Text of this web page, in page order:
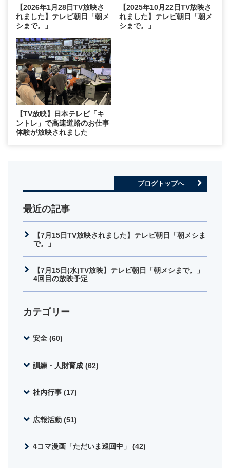
【2026年1月28日TV放映さ
れました】テレビ朝日「朝メ
シまで。」
【2025年10月22日TV放映さ
れました】テレビ朝日「朝メ
シまで。」
【TV放映】日本テレビ「キ
ントレ」で高速道路のお仕事
体験が放映されました
ブログトップへ
最近の記事
【7月15日TV放映されました】テレビ朝日「朝メシま
で。」
【7月15日(水)TV放映】テレビ朝日「朝メシまで。」
4回目の放映予定
カテゴリー
安全 (60)
訓練・人財育成 (62)
社内行事 (17)
広報活動 (51)
4コマ漫画「ただいま巡回中」 (42)